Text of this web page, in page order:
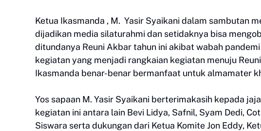
Ketua Ikasmanda , M. Yasir Syaikani dalam sambutan
dijadikan media silaturahmi dan setidaknya bisa
ditundanya Reuni Akbar tahun ini akibat wabah
kegiatan yang menjadi rangkaian kegiatan menuju
Ikasmanda benar-benar bermanfaat untuk almamater
Yos sapaan M. Yasir Syaikani berterimakasih kepada
kegiatan ini antara lain Bevi Lidya, Safnil, Syam Dedi,
Siswara serta dukungan dari Ketua Komite Jon Eddy,